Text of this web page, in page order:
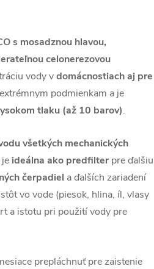
s mosadznou hlavou,
celonerezovou
vody vdomácnostiach aj pre
podmienkam a je
tlaku (až 10 barov).
všetkých mechanických
ideálna ako predfilter pre ďalšiu
čerpadiel a ďalších zariadení
vo vode (piesok, hlina, íl, vlasy
a istotu pri použití vody pre
prepláchnuť pre zaistenie